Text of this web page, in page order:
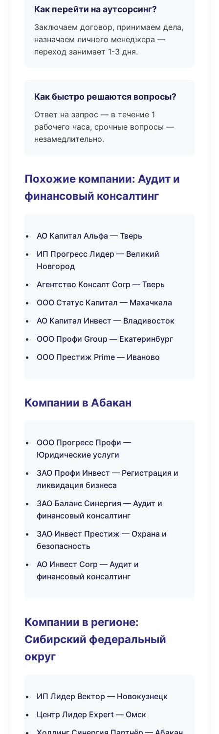
Как перейти на аутсорсинг?
Заключаем договор, принимаем дела,
назначаем личного менеджера —
переход занимает 1-3 дня.
Как быстро решаются вопросы?
Ответ на запрос — в течение 1
рабочего часа, срочные вопросы —
незамедлительно.
Похожие компании: Аудит и
финансовый консалтинг
АО Капитал Альфа — Тверь
ИП Прогресс Лидер — Великий
Новгород
Агентство Консалт Corp — Тверь
ООО Статус Капитал — Махачкала
АО Капитал Инвест — Владивосток
ООО Профи Group — Екатеринбург
ООО Престиж Prime — Иваново
Компании в Абакан
ООО Прогресс Профи —
Юридические услуги
ЗАО Профи Инвест — Регистрация и
ликвидация бизнеса
ЗАО Баланс Синергия — Аудит и
финансовый консалтинг
ЗАО Инвест Престиж — Охрана и
безопасность
АО Инвест Corp — Аудит и
финансовый консалтинг
Компании в регионе:
Сибирский федеральный
округ
ИП Лидер Вектор — Новокузнецк
Центр Лидер Expert — Омск